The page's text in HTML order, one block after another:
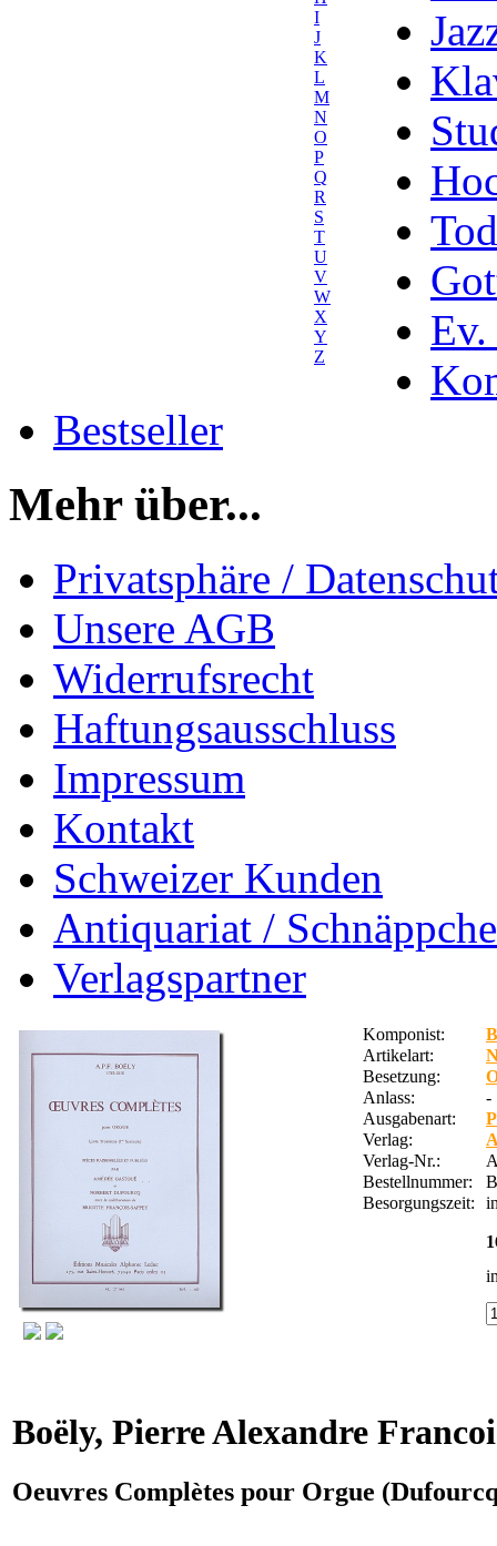
I
J
K
L
M
N
O
P
Q
R
S
T
U
V
W
X
Y
Z
Ev.
Bestseller
Mehr über...
Privatsphäre /
Unsere AGB
Widerrufsrecht
Haftungsausschluss
Impressum
Kontakt
Schweizer Kunden
Antiquariat /
Verlagspartner
Komponist:
Artikelart:
Besetzung:
Anlass:
-
Ausgabenart:
Verlag:
Verlag-Nr.:
Bestellnummer:
Besorgungszeit:
Boëly, Pierre Alexandre
Oeuvres Complètes pour Orgue